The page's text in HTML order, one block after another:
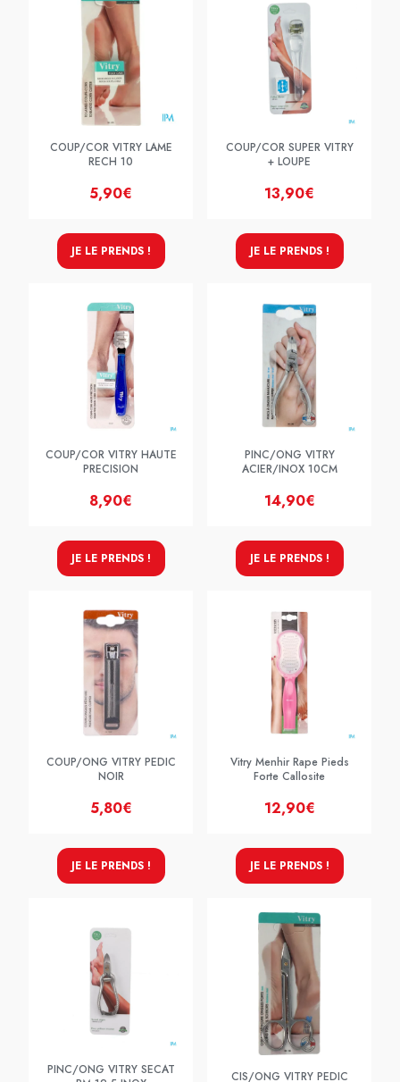
COUP/COR VITRY LAME
RECH 10
5,90€
JE LE PRENDS !
COUP/COR SUPER VITRY
+ LOUPE
13,90€
JE LE PRENDS !
COUP/COR VITRY HAUTE
PRECISION
8,90€
JE LE PRENDS !
PINC/ONG VITRY
ACIER/INOX 10CM
14,90€
JE LE PRENDS !
COUP/ONG VITRY PEDIC
NOIR
5,80€
JE LE PRENDS !
Vitry Menhir Rape Pieds
Forte Callosite
12,90€
JE LE PRENDS !
PINC/ONG VITRY SECAT
CIS/ONG VITRY PEDIC